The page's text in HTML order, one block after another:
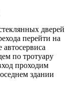
дверей
перейти на
по тротуару
проходим
здании